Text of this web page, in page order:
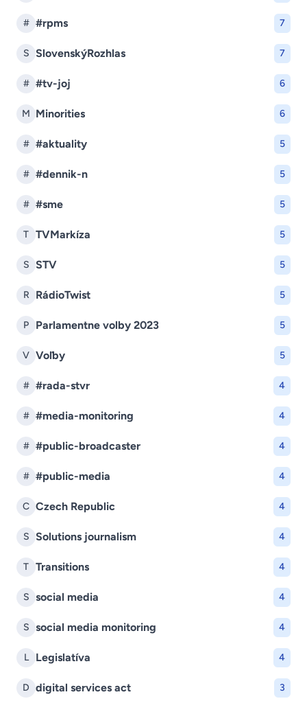
# #rpms 7
S SlovenskýRozhlas 7
# #tv-joj 6
M Minorities 6
# #aktuality 5
# #dennik-n 5
# #sme 5
T TVMarkíza 5
S STV 5
R RádioTwist 5
P Parlamentne volby 2023 5
V Voľby 5
# #rada-stvr 4
# #media-monitoring 4
# #public-broadcaster 4
# #public-media 4
C Czech Republic 4
S Solutions journalism 4
T Transitions 4
S social media 4
S social media monitoring 4
L Legislatíva 4
D digital services act 3